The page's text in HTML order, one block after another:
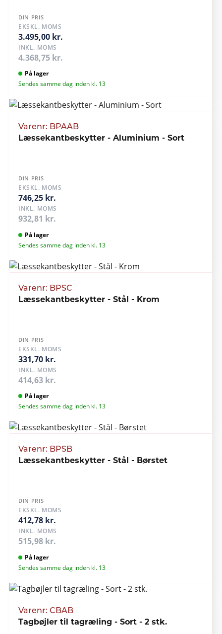
DIN PRIS
EKSKL. MOMS
3.495,00 kr.
INKL. MOMS
4.368,75 kr.
På lager
Sendes samme dag inden kl. 13
Varenr: BPAAB
Læssekantbeskytter - Aluminium - Sort
DIN PRIS
EKSKL. MOMS
746,25 kr.
INKL. MOMS
932,81 kr.
På lager
Sendes samme dag inden kl. 13
Varenr: BPSC
Læssekantbeskytter - Stål - Krom
DIN PRIS
EKSKL. MOMS
331,70 kr.
INKL. MOMS
414,63 kr.
På lager
Sendes samme dag inden kl. 13
Varenr: BPSB
Læssekantbeskytter - Stål - Børstet
DIN PRIS
EKSKL. MOMS
412,78 kr.
INKL. MOMS
515,98 kr.
På lager
Sendes samme dag inden kl. 13
Varenr: CBAB
Tagbøjler til tagræling - Sort - 2 stk.